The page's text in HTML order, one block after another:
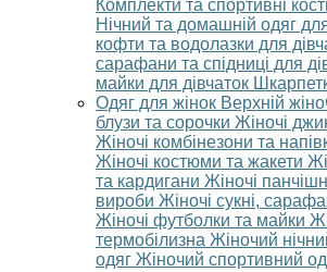
Комплекти та спортивні
Нічний та домашній одяг
кофти та водолазки для
сарафани та спідниці для
майки для дівчаток
Одяг для жінок Верхній
блузи та сорочки Жіночі
Жіночі комбінезони та
Жіночі костюми та жакети
та кардигани Жіночі
вироби Жіночі сукні,
Жіночі футболки та майки
термобілизна Жіночий
одяг Жіночий спортивний